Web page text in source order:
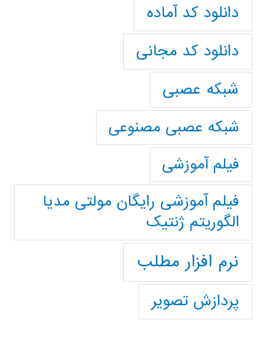
دانلود کد آماده
دانلود کد مجانی
شبکه عصبی
شبکه عصبی مصنوعی
فیلم آموزشی
فیلم آموزشی رایگان مولتی مدیا
الگوریتم ژنتیک
نرم افزار مطلب
پردازش تصویر